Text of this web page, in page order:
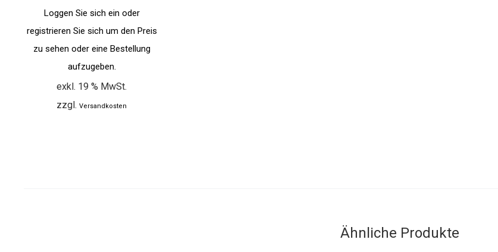
Loggen Sie sich ein oder
registrieren Sie sich um den Preis
zu sehen oder eine Bestellung
aufzugeben.
exkl. 19 % MwSt.
zzgl.Versandkosten
Ähnliche Produkte